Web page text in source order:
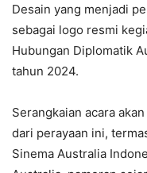
Desain yang menjadi
sebagai logo resmi
Hubungan Diplomatik
tahun 2024.
Serangkaian acara
dari perayaan ini,
Sinema Australia